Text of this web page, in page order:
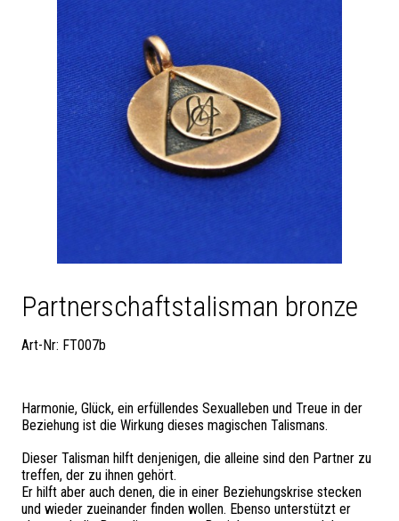
Partnerschaftstalisman bronze
Art-Nr: FT007b
Harmonie, Glück, ein erfüllendes Sexualleben und Treue in der
Beziehung ist die Wirkung dieses magischen Talismans.
Dieser Talisman hilft denjenigen, die alleine sind den Partner zu
treffen, der zu ihnen gehört.
Er hilft aber auch denen, die in einer Beziehungskrise stecken
und wieder zueinander finden wollen. Ebenso unterstützt er